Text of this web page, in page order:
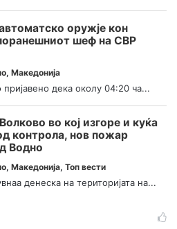
оружје кон
шеф на СВР
, Македонија
дека околу 04:20 ча...
во кој изгоре и куќа
контрола, нов пожар
Водно
, Македонија, Топ вести
денеска на територијата на...